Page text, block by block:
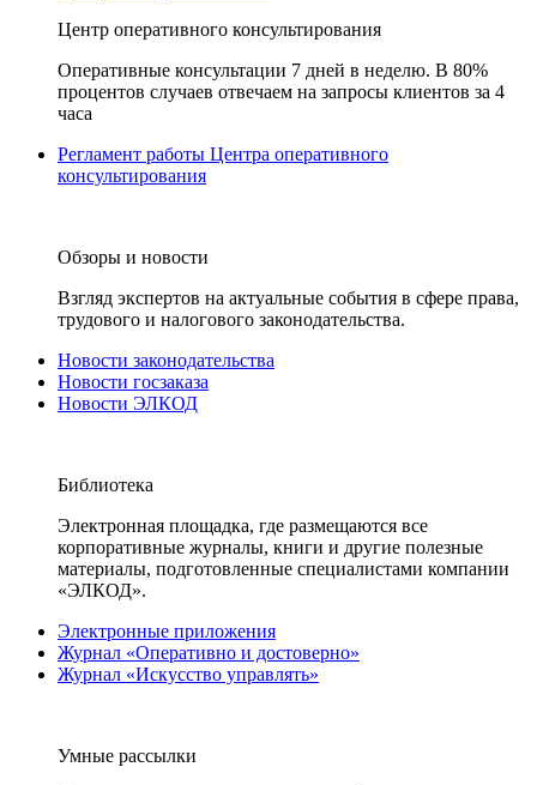
Центр оперативного консультирования
Оперативные консультации 7 дней в неделю. В 80%
процентов случаев отвечаем на запросы клиентов за 4
часа
Регламент работы Центра оперативного
консультирования
Обзоры и новости
Взгляд экспертов на актуальные события в сфере права,
трудового и налогового законодательства.
Новости законодательства
Новости госзаказа
Новости ЭЛКОД
Библиотека
Электронная площадка, где размещаются все
корпоративные журналы, книги и другие полезные
материалы, подготовленные специалистами компании
«ЭЛКОД».
Электронные приложения
Журнал «Оперативно и достоверно»
Журнал «Искусство управлять»
Умные рассылки